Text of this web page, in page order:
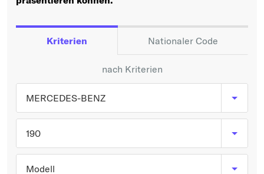
Hersteller wählen
Typ wählen
Kriterien Nationaler Code
nach Kriterien
MERCEDES-BENZ
190
Modell